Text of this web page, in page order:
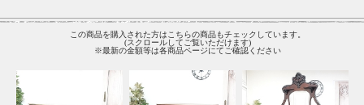
この商品を購入された方はこちらの商品もチェックしています。
(スクロールしてご覧いただけます)
※最新の金額等は各商品ページにてご確認ください